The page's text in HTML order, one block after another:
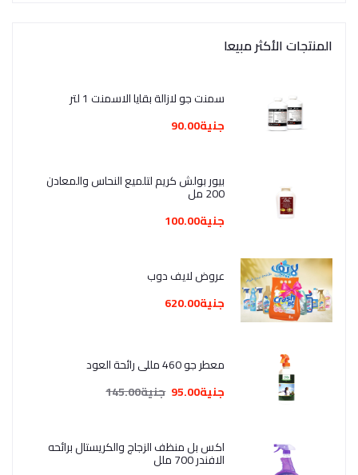
المنتجات الأكثر مبيعا
سمنت جو لازالة بقايا الاسمنت 1 لتر
جنية90.00
بيور بولش كريم لتلميع النحاس والمعادن
200 مل
جنية100.00
عروض لايف دوب
جنية620.00
معطر جو 460 مللي رائحة العود
جنية95.00
جنية145.00
اكس بل منظف الزجاج والكريستال برائحه
الافندر 700 ملل